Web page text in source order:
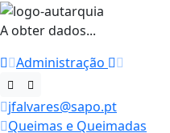
A obter dados...
Administração
jfalvares@sapo.pt
Queimas e Queimadas